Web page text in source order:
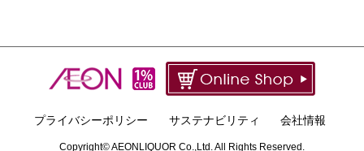
プライバシーポリシー サステナビリティ 会社情報
Copyright© AEONLIQUOR Co.,Ltd. All Rights Reserved.